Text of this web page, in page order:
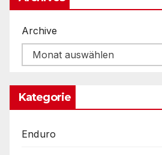
Archive
Kategorie
Enduro